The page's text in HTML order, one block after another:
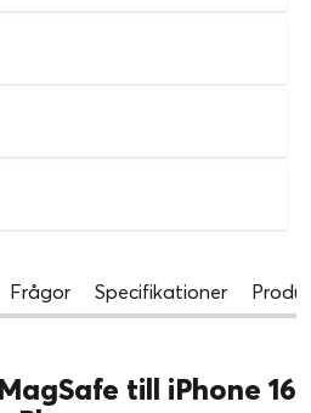
Frågor Specifikationer
till iPhone 16